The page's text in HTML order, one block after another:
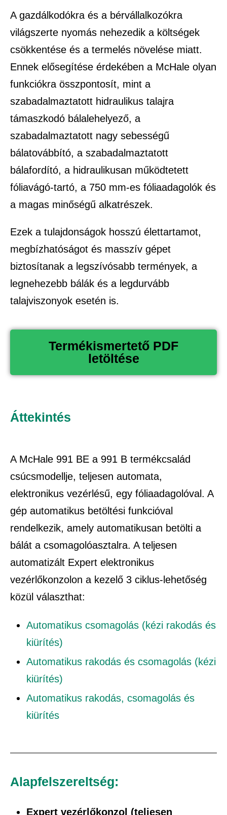
A gazdálkodókra és a bérvállalkozókra
világszerte nyomás nehezedik a költségek
csökkentése és a termelés növelése miatt.
Ennek elősegítése érdekében a McHale olyan
funkciókra összpontosít, mint a
szabadalmaztatott hidraulikus talajra
támaszkodó bálalehelyező, a
szabadalmaztatott nagy sebességű
bálatovábbító, a szabadalmaztatott
bálafordító, a hidraulikusan működtetett
fóliavágó-tartó, a 750 mm-es fóliaadagolók és
a magas minőségű alkatrészek.
Ezek a tulajdonságok hosszú élettartamot,
megbízhatóságot és masszív gépet
biztosítanak a legszívósabb termények, a
legnehezebb bálák és a legdurvább
talajviszonyok esetén is.
Termékismertető PDF
letöltése
Áttekintés
A McHale 991 BE a 991 B termékcsalád
csúcsmodellje, teljesen automata,
elektronikus vezérlésű, egy fóliaadagolóval. A
gép automatikus betöltési funkcióval
rendelkezik, amely automatikusan betölti a
bálát a csomagolóasztalra. A teljesen
automatizált Expert elektronikus
vezérlőkonzolon a kezelő 3 ciklus-lehetőség
közül választhat:
Automatikus csomagolás (kézi rakodás és
kiürítés)
Automatikus rakodás és csomagolás (kézi
kiürítés)
Automatikus rakodás, csomagolás és
kiürítés
Alapfelszereltség:
Expert vezérlőkonzol (teljesen